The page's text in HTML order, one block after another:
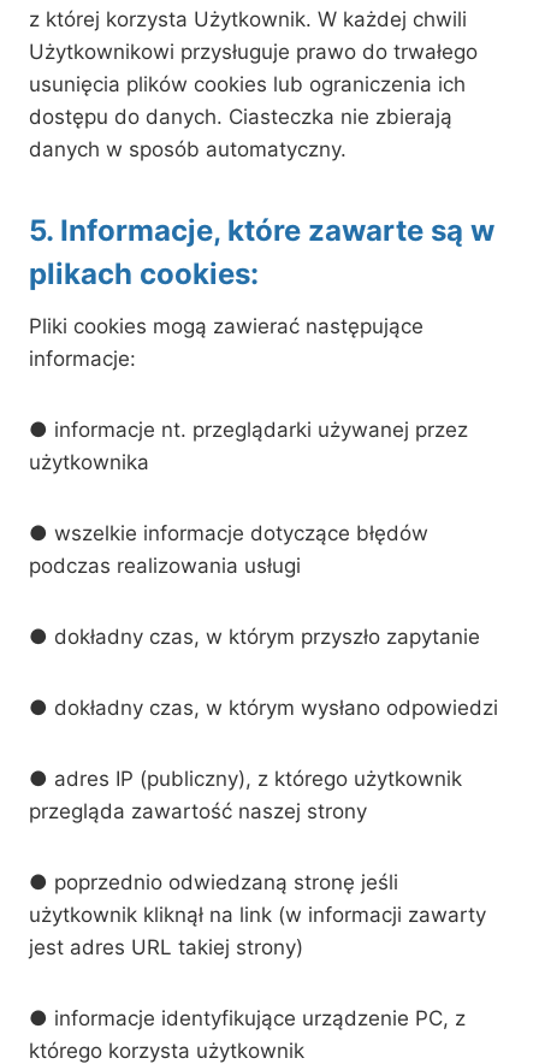
z której korzysta Użytkownik. W każdej chwili
Użytkownikowi przysługuje prawo do trwałego
usunięcia plików cookies lub ograniczenia ich
dostępu do danych. Ciasteczka nie zbierają
danych w sposób automatyczny.
5. Informacje, które zawarte są w
plikach cookies:
Pliki cookies mogą zawierać następujące
informacje:
● informacje nt. przeglądarki używanej przez
użytkownika
● wszelkie informacje dotyczące błędów
podczas realizowania usługi
● dokładny czas, w którym przyszło zapytanie
● dokładny czas, w którym wysłano odpowiedzi
● adres IP (publiczny), z którego użytkownik
przegląda zawartość naszej strony
● poprzednio odwiedzaną stronę jeśli
użytkownik kliknął na link (w informacji zawarty
jest adres URL takiej strony)
● informacje identyfikujące urządzenie PC, z
którego korzysta użytkownik